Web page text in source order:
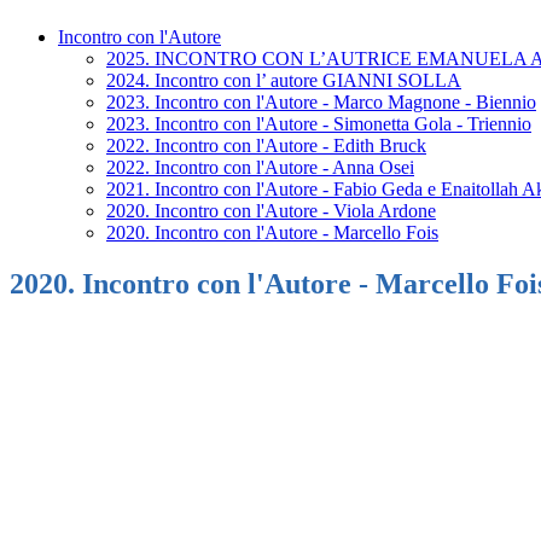
Incontro con l'Autore
2025. INCONTRO CON L’AUTRICE EMANUELA
2024. Incontro con l’ autore GIANNI SOLLA
2023. Incontro con l'Autore - Marco Magnone - Biennio
2023. Incontro con l'Autore - Simonetta Gola - Triennio
2022. Incontro con l'Autore - Edith Bruck
2022. Incontro con l'Autore - Anna Osei
2021. Incontro con l'Autore - Fabio Geda e Enaitollah
2020. Incontro con l'Autore - Viola Ardone
2020. Incontro con l'Autore - Marcello Fois
2020. Incontro con l'Autore - Marcello